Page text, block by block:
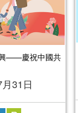
——慶祝中國共
31日